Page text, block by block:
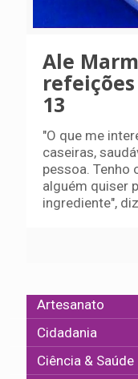
Ale
13
"O que me
caseiras,
pessoa. Tenho
alguém quiser
ingrediente",
Artesanato
Cidadania
Ciência & Saúde